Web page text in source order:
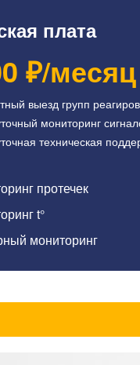
плата
₽/месяц
выезд групп
мониторинг
техническая
протечек
t°
мониторинг